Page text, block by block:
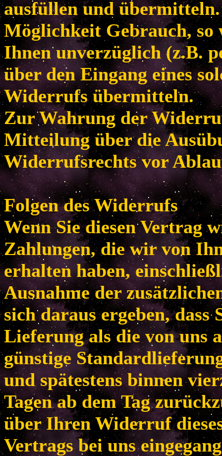
ausfüllen und
Möglichkeit Gebrauch, so
Ihnen unverzüglich (z.B.
über den Eingang eines
Widerrufs übermitteln.
Zur Wahrung der
Mitteilung über die
Widerrufsrechts vor
Folgen des Widerrufs
Wenn Sie diesen Vertrag
Zahlungen, die wir von
erhalten haben,
Ausnahme der
sich daraus ergeben, dass
Lieferung als die von uns
günstige
und spätestens binnen
Tagen ab dem Tag
über Ihren Widerruf
Vertrags bei uns